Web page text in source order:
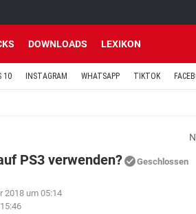
DOWNLOADS LEXIKON
10 INSTAGRAM WHATSAPP TIKTOK
PS3 verwenden? Geschlossen
2018 um 05:14